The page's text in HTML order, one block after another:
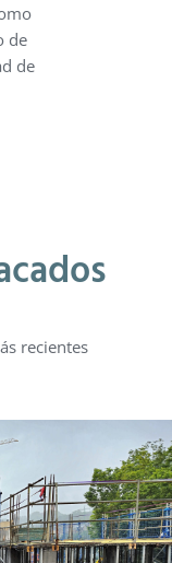
de
de
recientes